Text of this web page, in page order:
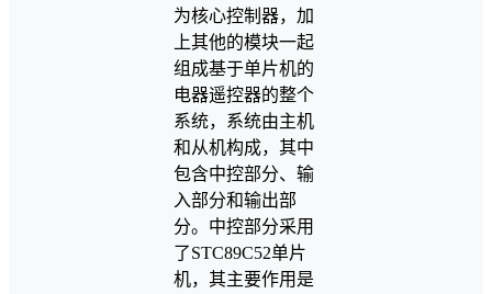
为核心控制器，加
上其他的模块一起
组成基于单片机的
电器遥控器的整个
系统，系统由主机
和从机构成，其中
包含中控部分、输
入部分和输出部
分。中控部分采用
了STC89C52单片
机，其主要作用是